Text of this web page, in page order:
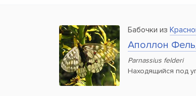
Бабочки из
Аполлон
Parnassius felderi
Находящийся под